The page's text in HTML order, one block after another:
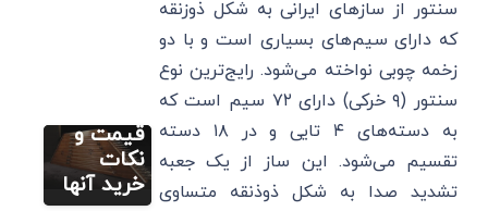
سنتور از سازهای ایرانی به شکل ذوزنقه
که دارای سیم‌های بسیاری است و با دو
زخمه چوبی نواخته می‌شود. رایج‌ترین نوع
سنتور (۹ خرکی) دارای ۷۲ سیم است که
به دسته‌های ۴ تایی و در ۱۸ دسته
تقسیم می‌شود. این ساز از یک جعبه
تشدید صدا به شکل ذوذنقه‌ متساوی
قیمت و
نکات
خرید آنها
سنتور
۱۰ تمرین
مهم